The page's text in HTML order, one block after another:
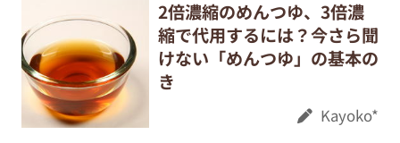
2倍濃縮のめんつゆ、3倍濃
縮で代用するには？今さら聞
けない「めんつゆ」の基本の
き
Kayoko*